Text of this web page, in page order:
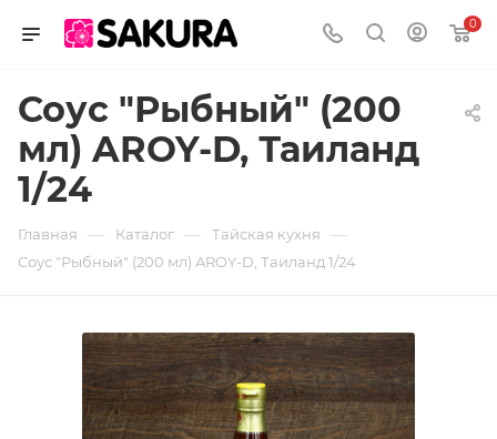
0
Соус "Рыбный" (200
мл) AROY-D, Таиланд
1/24
Главная — Каталог — Тайская кухня —
Соус "Рыбный" (200 мл) AROY-D, Таиланд 1/24